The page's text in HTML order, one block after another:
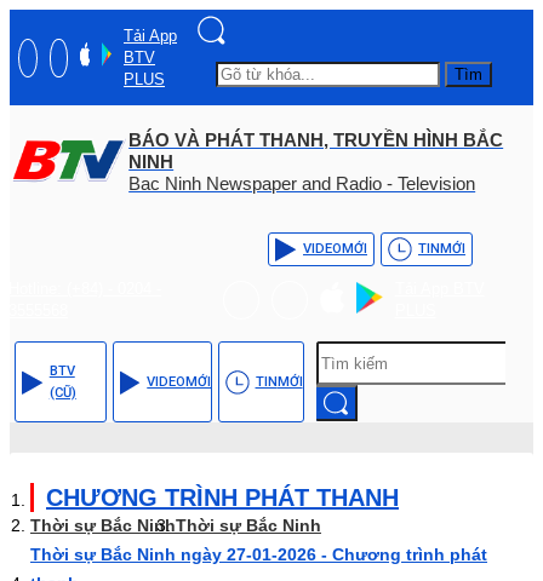
Tải App
BTV
PLUS
Tìm
BÁO VÀ PHÁT THANH, TRUYỀN HÌNH BẮC
NINH
Bac Ninh Newspaper and Radio - Television
VIDEOMỚI TINMỚI
BTV
(CŨ)
VIDEOMỚI TINMỚI
CHƯƠNG TRÌNH PHÁT THANH
Thời sự Bắc NinhThời sự Bắc Ninh
Thời sự Bắc Ninh ngày 27-01-2026 - Chương trình phát